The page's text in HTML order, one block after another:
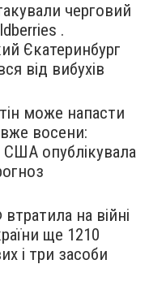
черговий
.
Єкатеринбург
від вибухів
може напасти
восени:
США опублікувала
на війні
ще 1210
і три засоби